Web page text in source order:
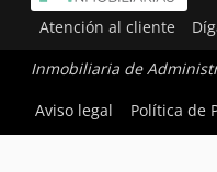
Atención al cliente
Inmobiliaria de
Aviso legal
Política de